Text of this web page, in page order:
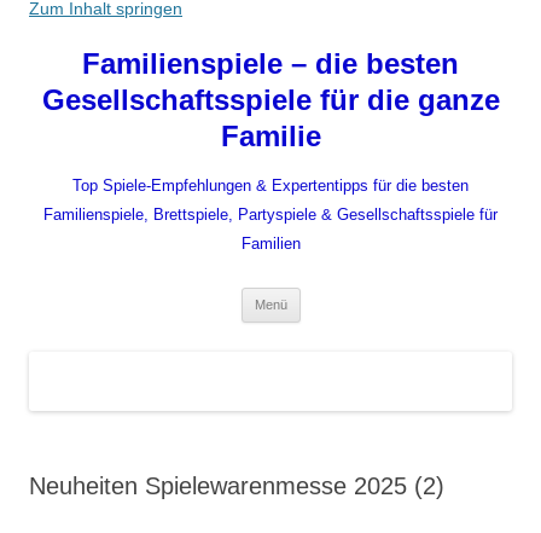
Zum Inhalt springen
Familienspiele – die besten
Gesellschaftsspiele für die ganze
Familie
Top Spiele-Empfehlungen & Expertentipps für die besten
Familienspiele, Brettspiele, Partyspiele & Gesellschaftsspiele für
Familien
Menü
Neuheiten Spielewarenmesse 2025 (2)